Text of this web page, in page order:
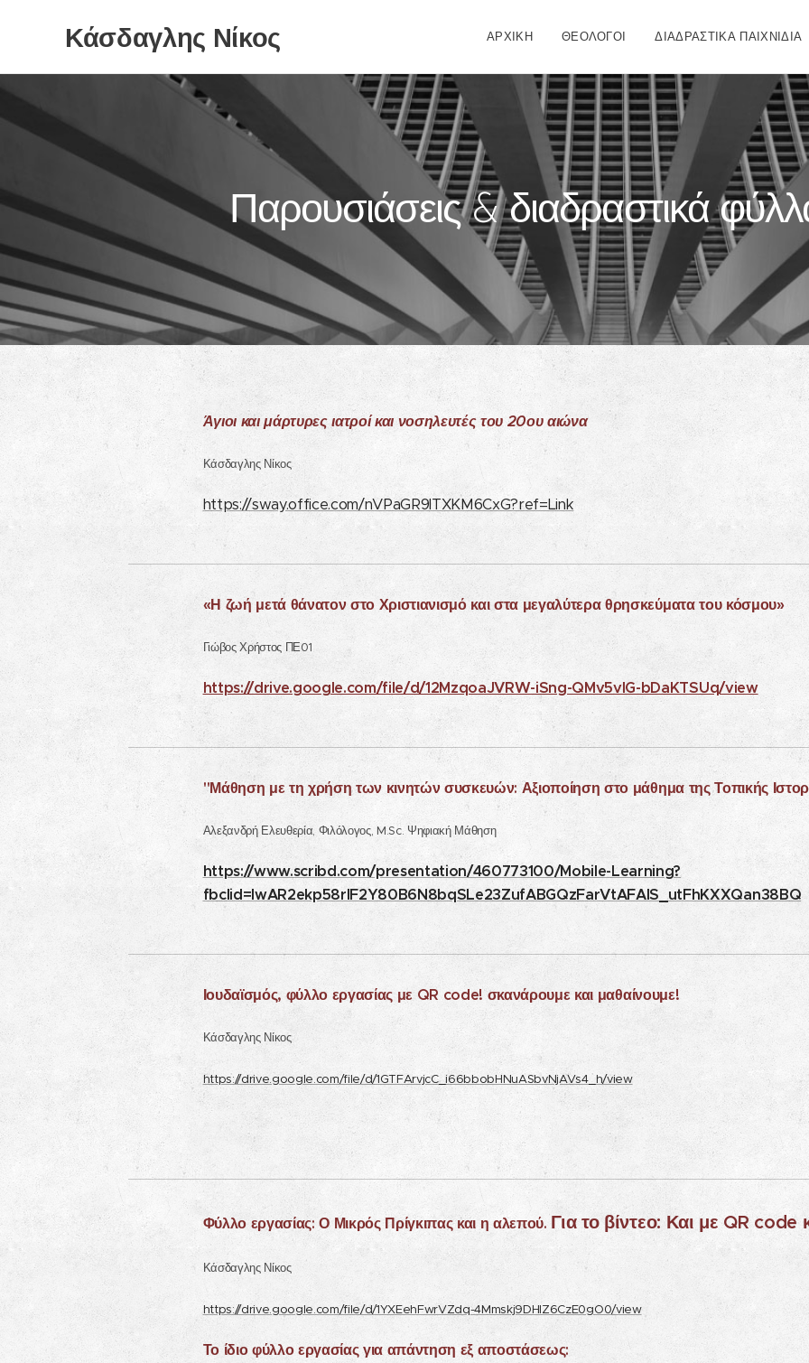
Κάσδαγλης Νίκος ΑΡΧΙΚΗ ΘΕΟΛΟΓΟΙ ΔΙΑΔΡΑΣΤΙΚΑ ΠΑΙΧΝΙΔΙΑ
Παρουσιάσεις & διαδραστικά
Άγιοι και μάρτυρες ιατροί και νοσηλευτές του 20ου αιώνα
Κάσδαγλης Νίκος
https://sway.office.com/nVPaGR9lTXKM6CxG?ref=Link
«Η ζωή μετά θάνατον στο Χριστιανισμό και στα μεγαλύτερα θρησκεύματα του κόσμου»
Γιώβος Χρήστος ΠΕ01
https://drive.google.com/file/d/12MzqoaJVRW-iSng-QMv5vlG-bDaKTSUq/view
"Μάθηση με τη χρήση των κινητών συσκευών: Αξιοποίηση στο μάθημα της Τοπικής
Αλεξανδρή Ελευθερία, Φιλόλογος, M.Sc. Ψηφιακή Μάθηση
https://www.scribd.com/presentation/460773100/Mobile-Learning?
fbclid=IwAR2ekp58rlF2Y80B6N8bqSLe23ZufABGQzFarVtAFAlS_utFhKXXQan38BQ
Ιουδαϊσμός, φύλλο εργασίας με QR code! σκανάρουμε και μαθαίνουμε!
Κάσδαγλης Νίκος
https://drive.google.com/file/d/1GTFArvjcC_i66bbobHNuASbvNjAVs4_h/view
Φύλλο εργασίας: Ο Μικρός Πρίγκιπας και η αλεπού. Για το βίντεο: Και με QR code
Κάσδαγλης Νίκος
https://drive.google.com/file/d/1YXEehFwrVZdq-4Mmskj9DHlZ6CzE0gO0/view
Το ίδιο φύλλο εργασίας για απάντηση εξ αποστάσεως: